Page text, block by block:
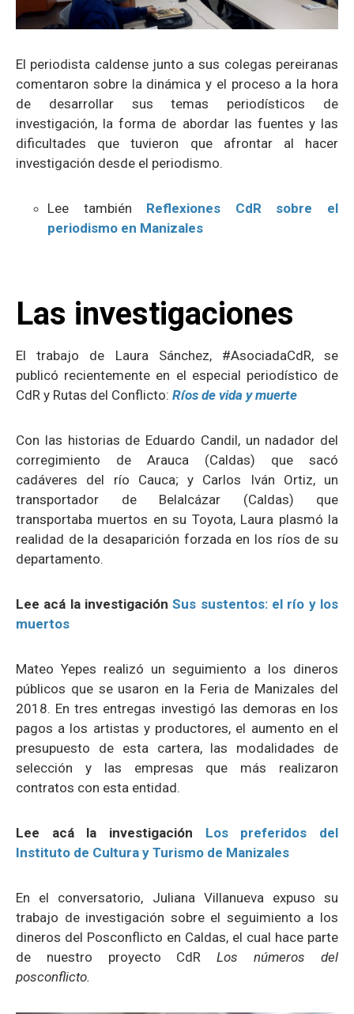
El periodista caldense junto a sus colegas pereiranas
comentaron sobre la dinámica y el proceso a la hora
de desarrollar sus temas periodísticos de
investigación, la forma de abordar las fuentes y las
dificultades que tuvieron que afrontar al hacer
investigación desde el periodismo.
Lee también Reflexiones CdR sobre el
periodismo en Manizales
Las investigaciones
El trabajo de Laura Sánchez, #AsociadaCdR, se
publicó recientemente en el especial periodístico de
CdR y Rutas del Conflicto: Ríos de vida y muerte
Con las historias de Eduardo Candil, un nadador del
corregimiento de Arauca (Caldas) que sacó
cadáveres del río Cauca; y Carlos Iván Ortiz, un
transportador de Belalcázar (Caldas) que
transportaba muertos en su Toyota, Laura plasmó la
realidad de la desaparición forzada en los ríos de su
departamento.
Lee acá la investigación Sus sustentos: el río y los
muertos
Mateo Yepes realizó un seguimiento a los dineros
públicos que se usaron en la Feria de Manizales del
2018. En tres entregas investigó las demoras en los
pagos a los artistas y productores, el aumento en el
presupuesto de esta cartera, las modalidades de
selección y las empresas que más realizaron
contratos con esta entidad.
Lee acá la investigación
Los preferidos del
Instituto de Cultura y Turismo de Manizales
En el conversatorio, Juliana Villanueva expuso su
trabajo de investigación sobre el seguimiento a los
dineros del Posconflicto en Caldas, el cual hace parte
de nuestro proyecto CdRLos números del
posconflicto.